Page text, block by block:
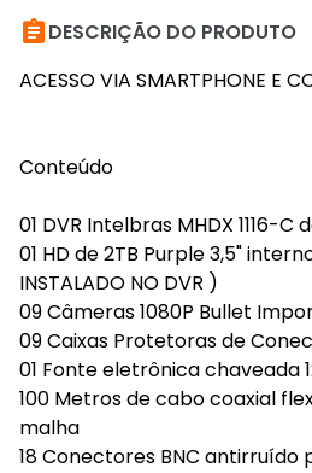
DESCRIÇÃO DO PRODUTO
ACESSO VIA SMARTPHONE E
Conteúdo
01 DVR Intelbras MHDX 1116-C
01 HD de 2TB Purple 3,5"
INSTALADO NO DVR )
09 Câmeras 1080P Bullet
09 Caixas Protetoras de
01 Fonte eletrônica chaveada
100 Metros de cabo coaxial
malha
18 Conectores BNC antirruído